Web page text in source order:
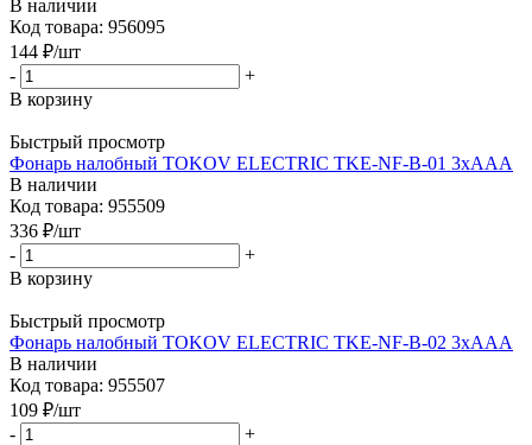
В наличии
Код товара: 956095
144 ₽/шт
-
+
В корзину
Быстрый просмотр
Фонарь налобный TOKOV ELECTRIC TKE-NF-B-01 3хААА
В наличии
Код товара: 955509
336 ₽/шт
-
+
В корзину
Быстрый просмотр
Фонарь налобный TOKOV ELECTRIC TKE-NF-B-02 3хААА
В наличии
Код товара: 955507
109 ₽/шт
-
+